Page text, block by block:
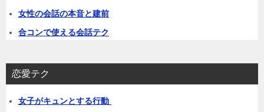
女性の会話の本音と建前
合コンで使える会話テク
恋愛テク
女子がキュンとする行動